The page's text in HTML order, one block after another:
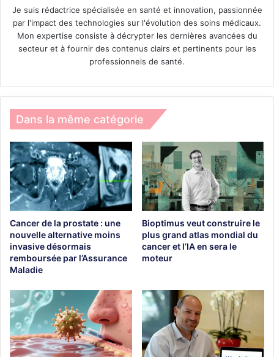
Je suis rédactrice spécialisée en santé et innovation, passionnée
par l'impact des technologies sur l'évolution des soins médicaux.
Mon expertise consiste à décrypter les dernières avancées du
secteur et à fournir des contenus clairs et pertinents pour les
professionnels de santé.
Dans la même catégorie
Cancer de la prostate : une
nouvelle alternative moins
invasive désormais
remboursée par l’Assurance
Maladie
Bioptimus veut construire le
plus grand atlas mondial du
cancer et l’IA en sera le
moteur